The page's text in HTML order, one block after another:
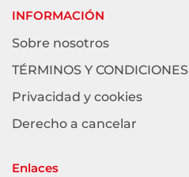
INFORMACIÓN
Sobre nosotros
TÉRMINOS Y CONDICIONES
Privacidad y cookies
Derecho a cancelar
Enlaces